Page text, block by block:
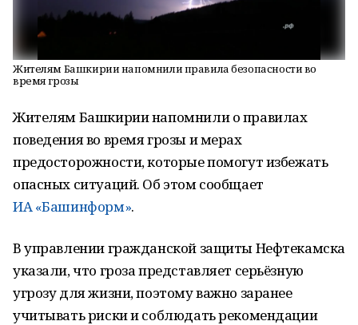
Жителям Башкирии напомнили правила безопасности во
время грозы
Жителям Башкирии напомнили о правилах
поведения во время грозы и мерах
предосторожности, которые помогут избежать
опасных ситуаций. Об этом сообщает
ИА «Башинформ».
В управлении гражданской защиты Нефтекамска
указали, что гроза представляет серьёзную
угрозу для жизни, поэтому важно заранее
учитывать риски и соблюдать рекомендации